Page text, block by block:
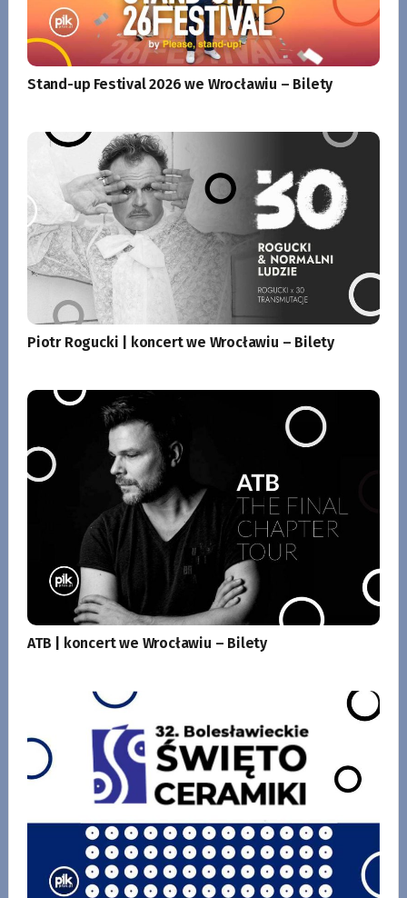
Stand-up Festival 2026 we Wrocławiu – Bilety
Piotr Rogucki | koncert we Wrocławiu – Bilety
ATB | koncert we Wrocławiu – Bilety